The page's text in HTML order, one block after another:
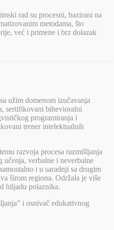
rad su procesni, bazirani na
metodama, što
već i primene i brz dolazak
užim domenom izučavanja
sertifikovani bihevioralni
programiranja i
trener intelektualnih
razvoja procesa razmišljanja
učenja, verbalne i neverbalne
i u saradnji sa drugim
širom regiona. Održala je više
hiljadu polaznika.
i osnivač edukativnog